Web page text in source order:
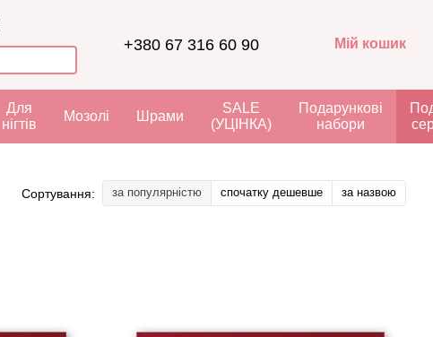
+380 67 316 60 90 Мій кошик
Для
нігтів
Мозолі Шрами
SALE
(УЦІНКА)
Подарункові
набори
Сортування: за популярністю спочатку дешевше за назвою